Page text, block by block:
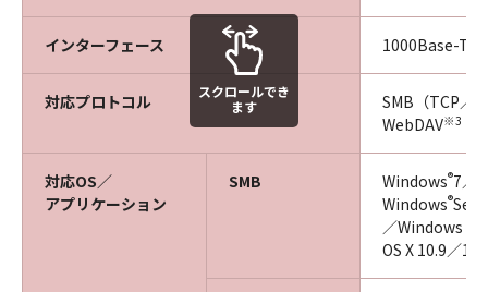
インターフェース 1000Base-T
対応プロトコル
SMB（TCP／
WebDAV※3
対応OS／
アプリケーション
SMB Windows®7／
Windows®
／Windows
OS X 10.9／
スクロールでき
ます